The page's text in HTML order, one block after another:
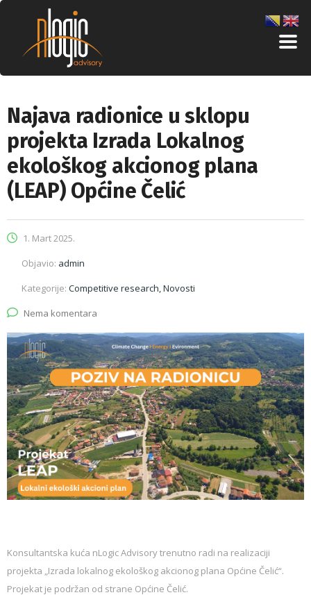
Najava radionice u sklopu
projekta Izrada Lokalnog
ekološkog akcionog plana
(LEAP) Općine Čelić
1. Mart 2025.
Objavio: admin
Kategorije: Competitive research, Novosti
Nema komentara
Konsultantska kuća nLogic Advisory trenutno radi na realizaciji
projekta „Izrada lokalnog ekološkog akcionog plana Općine Čelić“.
Projekat je podržan od strane Općine Čelić.